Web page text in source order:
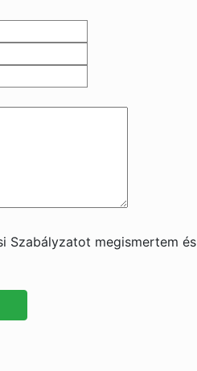
Szabályzatot megismertem és